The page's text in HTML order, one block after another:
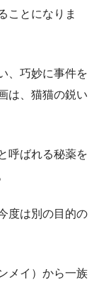
ことになりま
、巧妙に事件を
は、猫猫の鋭い
呼ばれる秘薬を
度は別の目的の
メイ）から一族